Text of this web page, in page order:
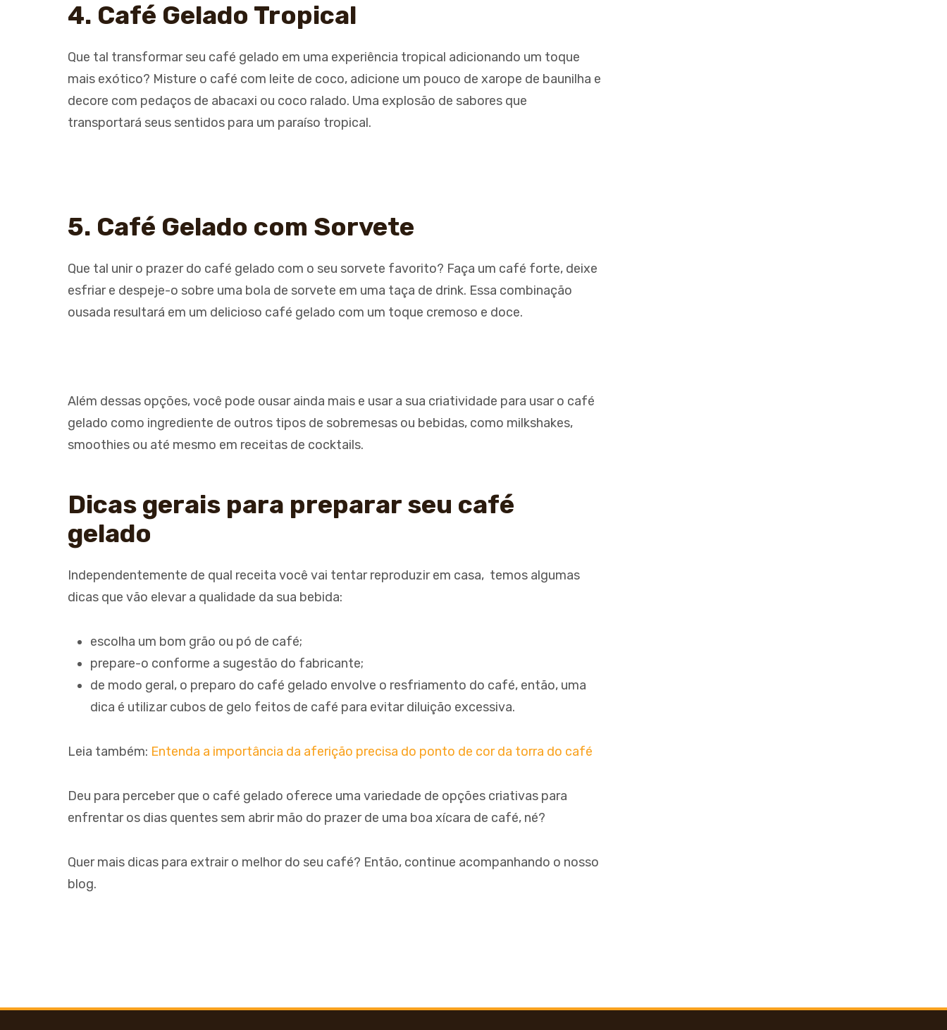
4. Café Gelado Tropical
Que tal transformar seu café gelado em uma experiência tropical adicionando um toque
mais exótico? Misture o café com leite de coco, adicione um pouco de xarope de baunilha e
decore com pedaços de abacaxi ou coco ralado. Uma explosão de sabores que
transportará seus sentidos para um paraíso tropical.
5. Café Gelado com Sorvete
Que tal unir o prazer do café gelado com o seu sorvete favorito? Faça um café forte, deixe
esfriar e despeje-o sobre uma bola de sorvete em uma taça de drink. Essa combinação
ousada resultará em um delicioso café gelado com um toque cremoso e doce.
Além dessas opções, você pode ousar ainda mais e usar a sua criatividade para usar o café
gelado como ingrediente de outros tipos de sobremesas ou bebidas, como milkshakes,
smoothies ou até mesmo em receitas de cocktails.
Dicas gerais para preparar seu café
gelado
Independentemente de qual receita você vai tentar reproduzir em casa, temos algumas
dicas que vão elevar a qualidade da sua bebida:
escolha um bom grão ou pó de café;
prepare-o conforme a sugestão do fabricante;
de modo geral, o preparo do café gelado envolve o resfriamento do café, então, uma
dica é utilizar cubos de gelo feitos de café para evitar diluição excessiva.
Leia também: Entenda a importância da aferição precisa do ponto de cor da torra do café
Deu para perceber que o café gelado oferece uma variedade de opções criativas para
enfrentar os dias quentes sem abrir mão do prazer de uma boa xícara de café, né?
Quer mais dicas para extrair o melhor do seu café? Então, continue acompanhando o nosso
blog.